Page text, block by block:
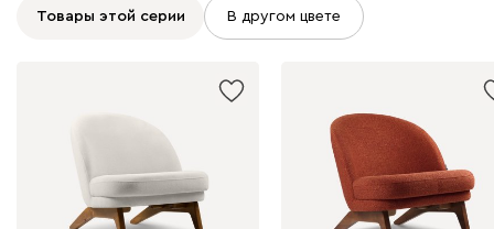
Бежевый Графит Молочный Серый
Товары этой серии В другом цвете